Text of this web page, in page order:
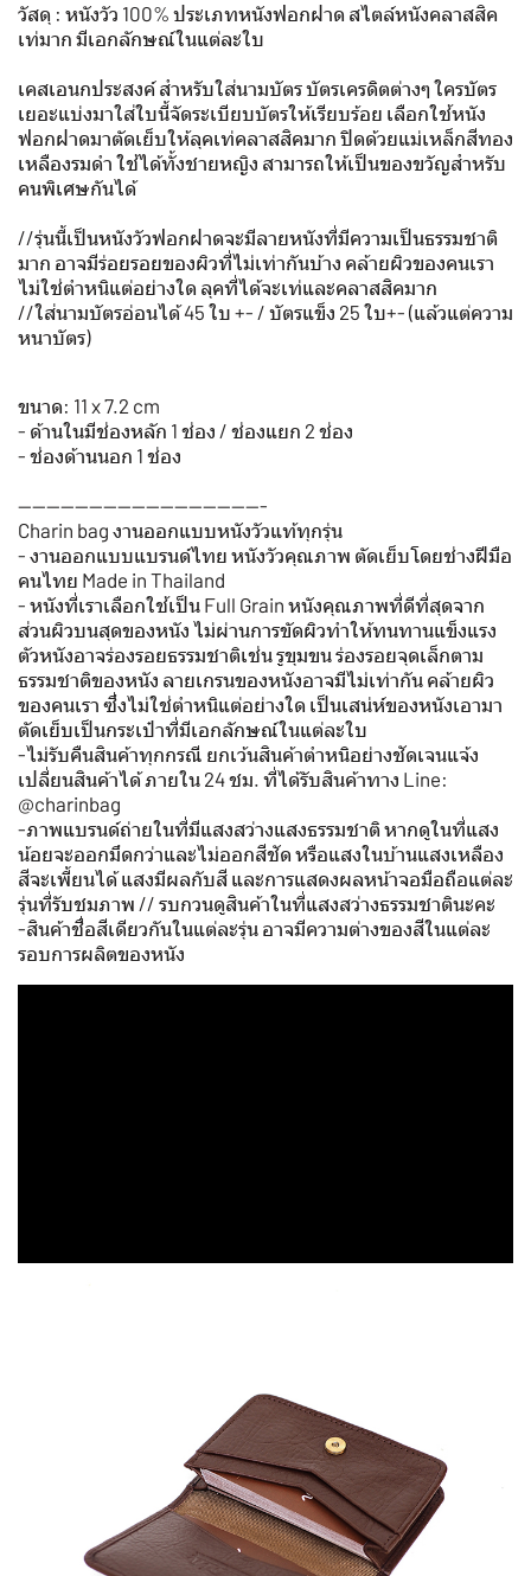
วัสดุ : หนังวัว 100% ประเภทหนังฟอกฝาด สไตล์หนังคลาสสิค
เท่มาก มีเอกลักษณ์ในแต่ละใบ
เคสเอนกประสงค์ สำหรับใส่นามบัตร บัตรเครดิตต่างๆ ใครบัตร
เยอะแบ่งมาใส่ใบนี้จัดระเบียบบัตรให้เรียบร้อย เลือกใช้หนัง
ฟอกฝาดมาตัดเย็บให้ลุคเท่คลาสสิคมาก ปิดด้วยแม่เหล็กสีทอง
เหลืองรมดำ ใช้ได้ทั้งชายหญิง สามารถให้เป็นของขวัญสำหรับ
คนพิเศษกันได้
//รุ่นนี้เป็นหนังวัวฟอกฝาดจะมีลายหนังที่มีความเป็นธรรมชาติ
มาก อาจมีร่อยรอยของผิวที่ไม่เท่ากันบ้าง คล้ายผิวของคนเรา
ไม่ใช่ตำหนิแต่อย่างใด ลุคที่ได้จะเท่และคลาสสิคมาก
//ใส่นามบัตรอ่อนได้ 45 ใบ +- / บัตรแข็ง 25 ใบ+- (แล้วแต่ความ
หนาบัตร)
ขนาด: 11 x 7.2 cm
- ด้านในมีช่องหลัก 1 ช่อง / ช่องแยก 2 ช่อง
- ช่องด้านนอก 1 ช่อง
-----------------------------------
Charin bag งานออกแบบหนังวัวแท้ทุกรุ่น
- งานออกแบบแบรนด์ไทย หนังวัวคุณภาพ ตัดเย็บโดยช่างฝีมือ
คนไทย Made in Thailand
️- หนังที่เราเลือกใช้เป็น Full Grain หนังคุณภาพที่ดีที่สุดจาก
ส่วนผิวบนสุดของหนัง ไม่ผ่านการขัดผิวทำให้ทนทานแข็งแรง
ตัวหนังอาจร่องรอยธรรมชาติเช่น รูขุมขน ร่องรอยจุดเล็กตาม
ธรรมชาติของหนัง ลายเกรนของหนังอาจมีไม่เท่ากัน คล้ายผิว
ของคนเรา ซึ่งไม่ใช่ตำหนิแต่อย่างใด เป็นเสน่ห์ของหนังเอามา
ตัดเย็บเป็นกระเป๋าที่มีเอกลักษณ์ในแต่ละใบ
-ไม่รับคืนสินค้าทุกกรณี ยกเว้นสินค้าตำหนิอย่างชัดเจนแจ้ง
เปลี่ยนสินค้าได้ ภายใน 24 ชม. ที่ได้รับสินค้าทาง Line:
@charinbag
-ภาพแบรนด์ถ่ายในที่มีแสงสว่างแสงธรรมชาติ หากดูในที่แสง
น้อยจะออกมึดกว่าและไม่ออกสีชัด หรือแสงในบ้านแสงเหลือง
สีจะเพี้ยนได้ แสงมีผลกับสี และการแสดงผลหน้าจอมือถือแต่ละ
รุ่นที่รับชมภาพ // รบกวนดูสินค้าในที่แสงสว่างธรรมชาตินะคะ
-สินค้าชื่อสีเดียวกันในแต่ละรุ่น อาจมีความต่างของสีในแต่ละ
รอบการผลิตของหนัง